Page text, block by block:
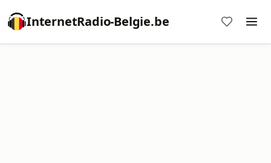
InternetRadio-Belgie.be